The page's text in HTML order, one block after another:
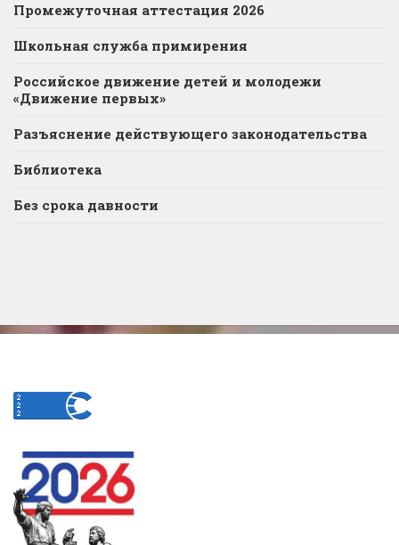
Промежуточная аттестация 2026
Школьная служба примирения
Российское движение детей и молодежи
«Движение первых»
Разъяснение действующего законодательства
Библиотека
Без срока давности